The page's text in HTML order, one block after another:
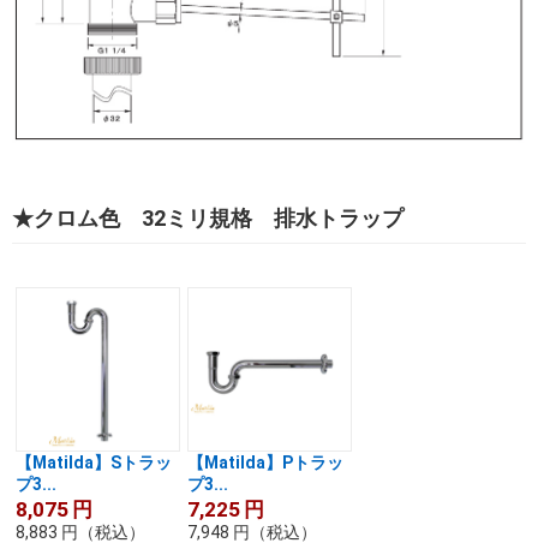
★クロム色 32ミリ規格 排水トラップ
【Matilda】Sトラッ
プ3...
8,075 円
8,883 円 （税込）
【Matilda】Pトラッ
プ3...
7,225 円
7,948 円 （税込）